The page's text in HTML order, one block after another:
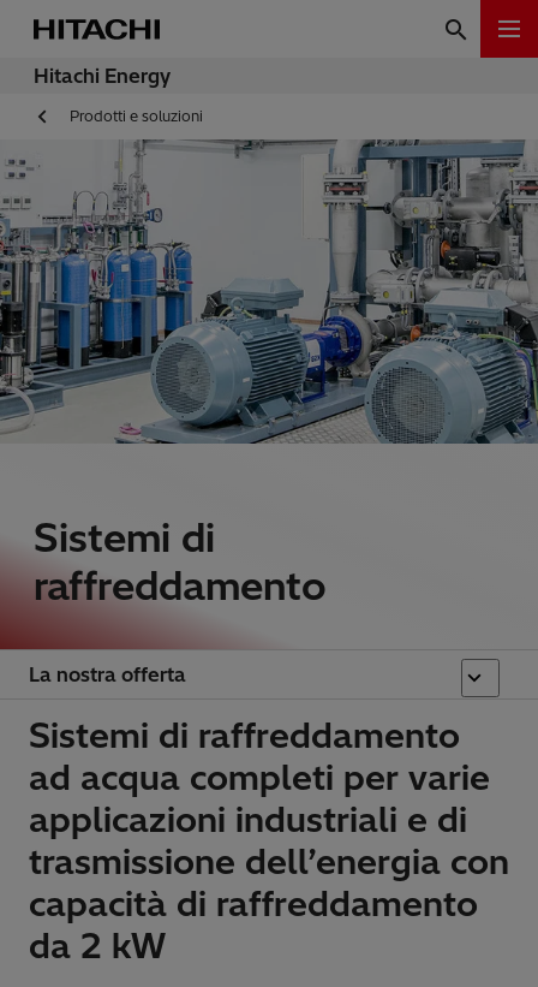
Hitachi Energy
Prodotti e soluzioni
Sistemi di
raffreddamento
La nostra offerta
Sistemi di raffreddamento
ad acqua completi per varie
applicazioni industriali e di
trasmissione dell’energia con
capacità di raffreddamento
da 2 kW